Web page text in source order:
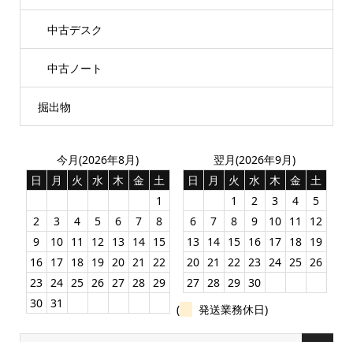
中古デスク
中古ノート
掘出物
今月(2026年8月)
日
月 火 水 木 金
土
1
2
3 4 5 6 7
8
9
10 11 12 13 14 15
16 17 18 19 20 21
22
23 24 25 26 27 28 29
30 31
翌月(2026年9月)
日
月 火 水 木 金
土
1
2 3 4
5
6
7 8 9 10 11
12
13 14 15 16 17 18 19
20 21 22 23 24 25 26
27 28 29 30
(
発送業務休日)